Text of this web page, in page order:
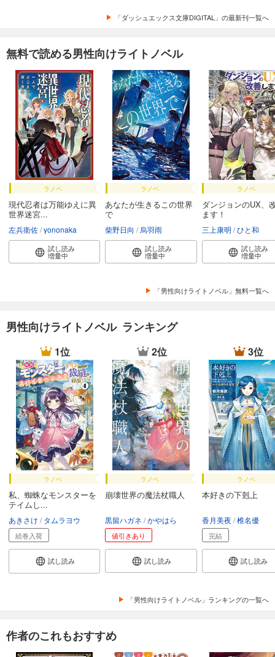
「ダッシュエックス文庫DIGITAL」の最新刊一覧へ
無料で読める男性向けライトノベル
ラノベ
現代忍者は万能ゆえに異
世界迷宮...
左兵衛佐 yononaka
試し読み
増量中
ラノベ
あなたが生きるこの世界
で
柴野日向 烏羽雨
試し読み
増量中
ラノベ
ダンジョンのUX、
ます！
三上康明 ひと和
試し読み
増量中
「男性向けライトノベル」無料一覧へ
男性向けライトノベル ランキング
1位
ラノベ
私、蜘蛛なモンスターを
テイムし...
あきさけ タムラヨウ
続巻入荷
試し読み
2位
ラノベ
崩壊世界の魔法杖職人
黒留ハガネ かやはら
値引きあり
試し読み
3位
ラノベ
本好きの下剋上
香月美夜 椎名優
完結
試し読み
「男性向けライトノベル」ランキングの一覧へ
作者のこれもおすすめ